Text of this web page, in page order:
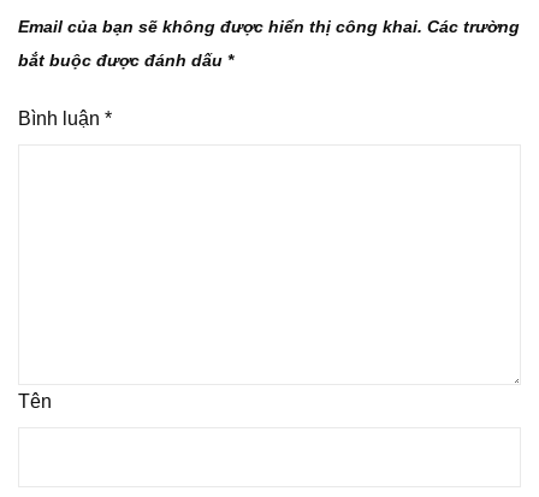
Email của bạn sẽ không được hiển thị công khai. Các trường
bắt buộc được đánh dấu *
Bình luận *
Tên